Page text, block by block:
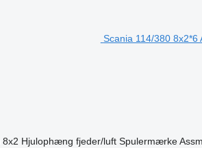
Scania 114/380 8x2*6
8x2 Hjulophæng fjeder/luft Spulermærke